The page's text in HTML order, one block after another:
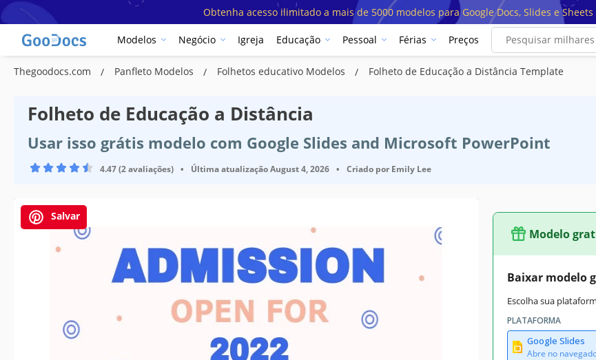
Obtenha acesso ilimitado a mais de 5000 modelos para Google Docs, Slides e Sheets
Modelos Negócio Igreja Educação Pessoal Férias Preços
Thegoodocs.com Panfleto Modelos Folhetos educativo Modelos Folheto de Educação a Distância Template
Folheto de Educação a Distância
Usar isso grátis modelo com Google Slides and Microsoft PowerPoint
4.47 (2 avaliações) • Última atualizaçãoAugust 4, 2026 • Criado por Emily Lee
Salvar
Modelo
Baixar modelo
Escolha sua
PLATAFORMA
Google Slides
Abre no